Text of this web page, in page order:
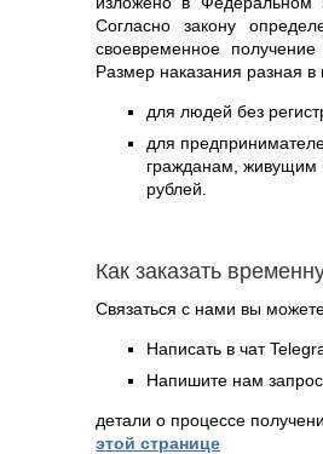
Согласно закону
своевременное
Размер наказания разная в
для людей без
для
гражданам, живущим
рублей.
Как заказать
Связаться с нами вы
Написать в чат
Напишите нам
детали о процессе
этой странице